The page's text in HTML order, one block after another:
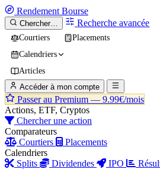
Rendement Bourse
Chercher… Recherche avancée
Courtiers
Placements
Calendriers
Articles
Accéder à mon compte
Passer au Premium — 9.99€/mois
Actions, ETF, Cryptos
Chercher une action
Comparateurs
Courtiers
Placements
Calendriers
Splits
Dividendes IPO